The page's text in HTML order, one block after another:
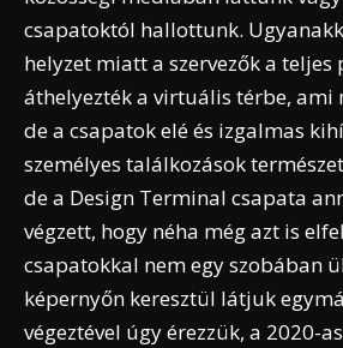
csapatoktól hallottunk.
helyzet miatt a szervezők a
áthelyezték a virtuális térbe, ami
de a csapatok elé és izgalmas
személyes találkozások
de a Design Terminal csapata
végzett, hogy néha még azt is
csapatokkal nem egy szobában
képernyőn keresztül látjuk
végeztével úgy érezzük, a 2020-